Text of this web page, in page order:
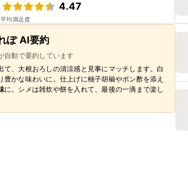
4.47
均満足度
ぽ AI要約
自動で要約しています
て、大根おろしの清涼感と見事にマッチします。白
かな味わいに。仕上げに柚子胡椒やポン酢を添え
に。シメは雑炊や餅を入れて、最後の一滴まで楽し